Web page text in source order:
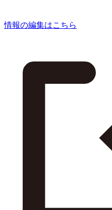
情報の編集はこちら